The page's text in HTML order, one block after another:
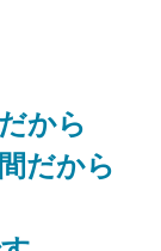
から
だから